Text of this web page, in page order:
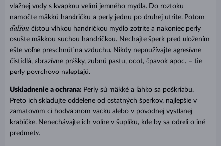
vlažnej vody s kvapkou veľmi jemného mydla. Do roztoku
namočte mäkkú handričku a perly jednu po druhej utrite. Potom
ďalšou čistou vlhkou handričkou mydlo zotrite a nakoniec perly
osušte mäkkou suchou handričkou. Nechajte šperk pred uložením
ešte voľne preschnúť na vzduchu. Nikdy nepoužívajte agresívne
čistidlá, abrazívne prášky, zubnú pastu, ocot, čpavok apod. – tie
perly povrchovo naleptajú.
Uskladnenie a ochrana: Perly sú mäkké a ľahko sa poškriabu.
Preto ich skladujte oddelene od ostatných šperkov, najlepšie v
zamatovom či hodvábnom vačku alebo v pôvodnej vystlanej
krabičke. Nenechávajte ich voľne v šuplíku, kde by sa odreli o iné
predmety.